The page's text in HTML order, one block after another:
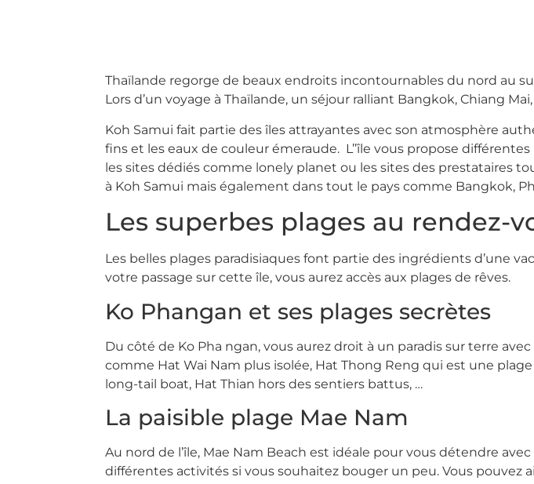
Thaïlande regorge de beaux endroits incontournables du nord au
Lors d’un voyage à Thaïlande, un séjour ralliant Bangkok, Chiang
Koh Samui fait partie des îles attrayantes avec son atmosphère
fins et les eaux de couleur émeraude. L’’île vous propose
les sites dédiés comme lonely planet ou les sites des prestataires
à Koh Samui mais également dans tout le pays comme Bangkok,
Les superbes plages au rendez-
Les belles plages paradisiaques font partie des ingrédients d’une
votre passage sur cette île, vous aurez accès aux plages de rêves.
Ko Phangan et ses plages secrètes
Du côté de Ko Pha ngan, vous aurez droit à un paradis sur terre
comme Hat Wai Nam plus isolée, Hat Thong Reng qui est une
long-tail boat, Hat Thian hors des sentiers battus, …
La paisible plage Mae Nam
Au nord de l’île, Mae Nam Beach est idéale pour vous détendre
différentes activités si vous souhaitez bouger un peu. Vous pouvez